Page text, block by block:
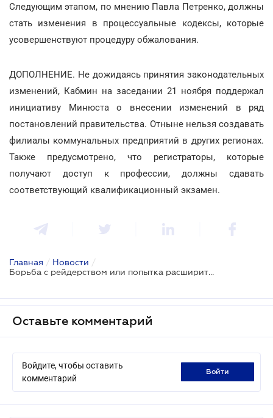
Следующим этапом, по мнению Павла Петренко, должны
стать изменения в процессуальные кодексы, которые
усовершенствуют процедуру обжалования.
ДОПОЛНЕНИЕ. Не дожидаясь принятия законодательных
изменений, Кабмин на заседании 21 ноября поддержал
инициативу Минюста о внесении изменений в ряд
постановлений правительства. Отныне нельзя создавать
филиалы коммунальных предприятий в других регионах.
Также предусмотрено, что регистраторы, которые
получают доступ к профессии, должны сдавать
соответствующий квалификационный экзамен.
Главная / Новости /
Борьба с рейдерством или попытка расширить влияние? (ДОПОЛНЕНО)
Оставьте комментарий
Войдите, чтобы оставить
комментарий
войти